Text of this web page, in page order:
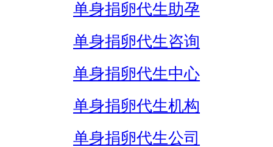
单身捐卵代生助孕
单身捐卵代生咨询
单身捐卵代生中心
单身捐卵代生机构
单身捐卵代生公司